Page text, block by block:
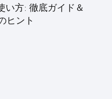
い方: 徹底ガイド＆
ヒント